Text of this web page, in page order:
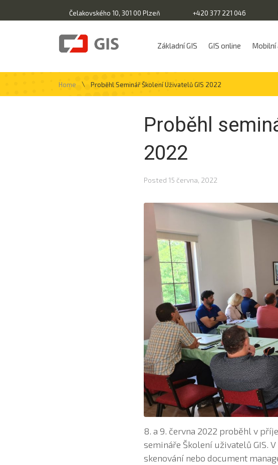
Čelakovského 10, 301 00 Plzeň +420 377 221 046
Základní GIS GIS online Mobilní
Home \ Proběhl Seminář Školení Uživatelů GIS 2022
Proběhl
2022
Posted 15 června, 2022
8. a 9. června 2022 proběhl v
semináře Školení uživatelů GIS.
skenování nebo document